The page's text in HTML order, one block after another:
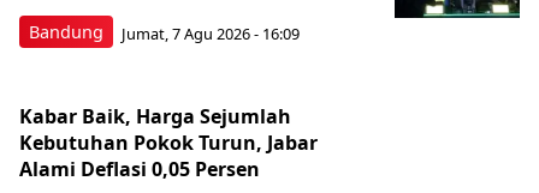
Bandung Jumat, 7 Agu 2026 - 16:09
Kabar Baik, Harga Sejumlah
Kebutuhan Pokok Turun, Jabar
Alami Deflasi 0,05 Persen